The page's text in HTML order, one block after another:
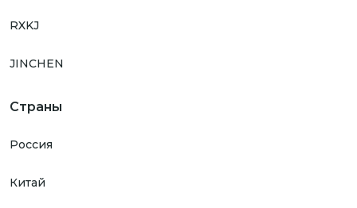
RXKJ
JINCHEN
Страны
Россия
Китай